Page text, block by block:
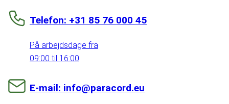
Telefon: +31 85 76 000 45
På arbejdsdage fra
09:00 til 16:00
E-mail: info@paracord.eu